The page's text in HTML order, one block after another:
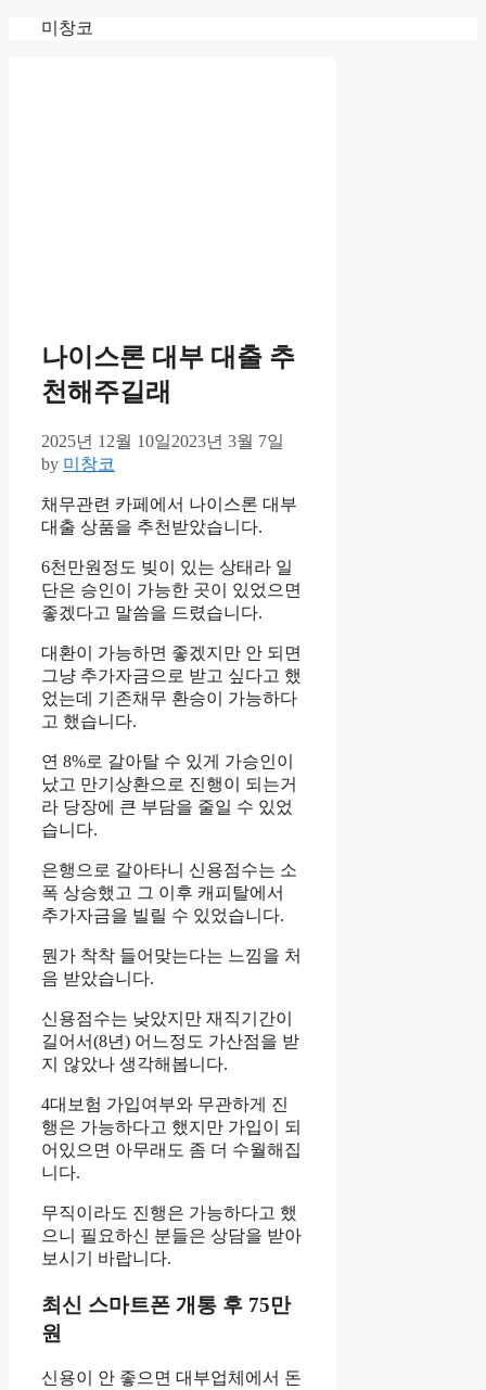
미창코
나이스론 대부 대출 추
천해주길래
2025년 12월 10일2023년 3월 7일
by 미창코
채무관련 카페에서 나이스론 대부
대출 상품을 추천받았습니다.
6천만원정도 빚이 있는 상태라 일
단은 승인이 가능한 곳이 있었으면
좋겠다고 말씀을 드렸습니다.
대환이 가능하면 좋겠지만 안 되면
그냥 추가자금으로 받고 싶다고 했
었는데 기존채무 환승이 가능하다
고 했습니다.
연 8%로 갈아탈 수 있게 가승인이
났고 만기상환으로 진행이 되는거
라 당장에 큰 부담을 줄일 수 있었
습니다.
은행으로 갈아타니 신용점수는 소
폭 상승했고 그 이후 캐피탈에서
추가자금을 빌릴 수 있었습니다.
뭔가 착착 들어맞는다는 느낌을 처
음 받았습니다.
신용점수는 낮았지만 재직기간이
길어서(8년) 어느정도 가산점을 받
지 않았나 생각해봅니다.
4대보험 가입여부와 무관하게 진
행은 가능하다고 했지만 가입이 되
어있으면 아무래도 좀 더 수월해집
니다.
무직이라도 진행은 가능하다고 했
으니 필요하신 분들은 상담을 받아
보시기 바랍니다.
최신 스마트폰 개통 후 75만
원
신용이 안 좋으면 대부업체에서 돈